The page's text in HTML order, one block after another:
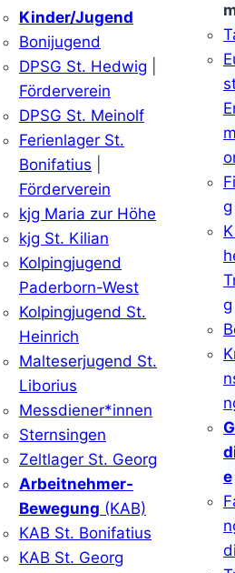
Kinder/Jugend
Bonijugend
DPSG St. Hedwig
Förderverein
DPSG St. Meinolf
Ferienlager St.
Bonifatius
Förderverein
kjg Maria zur Höhe
kjg St. Kilian
Kolpingjugend
Paderborn-West
Kolpingjugend St.
Heinrich
Malteserjugend St.
Liborius
Messdiener*innen
Sternsingen
Zeltlager St. Georg
Arbeitnehmer-
Bewegung (KAB)
KAB St. Bonifatius
KAB St. Georg
g
g
e